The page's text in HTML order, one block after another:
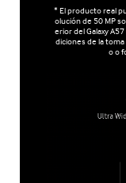
* El producto real
olución de 50 MP
erior del Galaxy
diciones de la
o o